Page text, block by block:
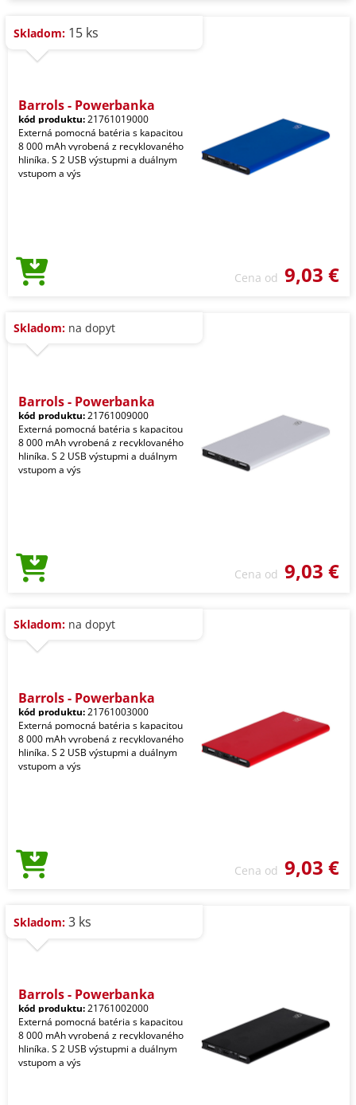
Skladom: 15 ks
Barrols - Powerbanka
kód produktu:21761019000
Externá pomocná batéria s kapacitou
8 000 mAh vyrobená z recyklovaného
hliníka. S 2 USB výstupmi a duálnym
vstupom a výs
Cena od 9,03 €
Skladom: na dopyt
Barrols - Powerbanka
kód produktu:21761009000
Externá pomocná batéria s kapacitou
8 000 mAh vyrobená z recyklovaného
hliníka. S 2 USB výstupmi a duálnym
vstupom a výs
Cena od 9,03 €
Skladom: na dopyt
Barrols - Powerbanka
kód produktu:21761003000
Externá pomocná batéria s kapacitou
8 000 mAh vyrobená z recyklovaného
hliníka. S 2 USB výstupmi a duálnym
vstupom a výs
Cena od 9,03 €
Skladom: 3 ks
Barrols - Powerbanka
kód produktu:21761002000
Externá pomocná batéria s kapacitou
8 000 mAh vyrobená z recyklovaného
hliníka. S 2 USB výstupmi a duálnym
vstupom a výs